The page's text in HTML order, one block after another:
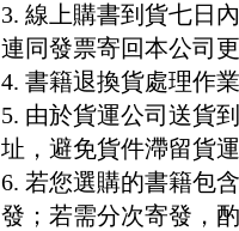
3. 線上購書到貨七日
連同發票寄回本公司
4. 書籍退換貨處理作
5. 由於貨運公司送貨
址，避免貨件滯留貨
6. 若您選購的書籍包
發；若需分次寄發，